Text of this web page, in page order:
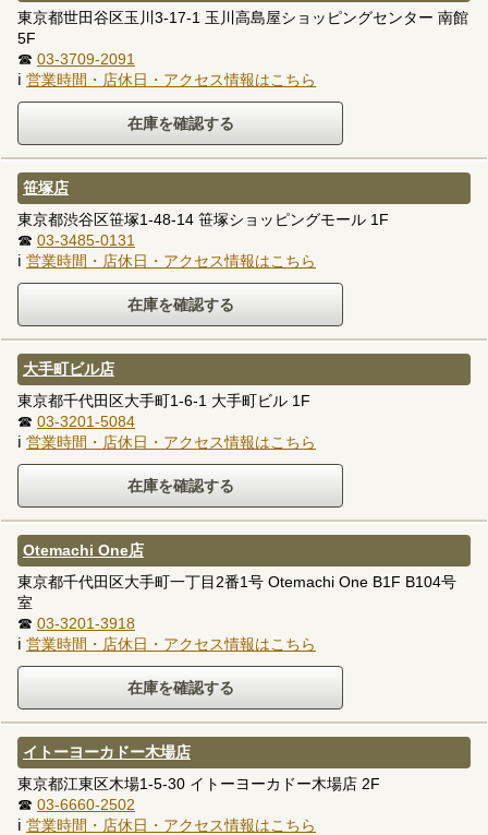
東京都世田谷区玉川3-17-1 玉川高島屋ショッピングセンター 南館
5F
☎ 03-3709-2091
ℹ 営業時間・店休日・アクセス情報はこちら
笹塚店
東京都渋谷区笹塚1-48-14 笹塚ショッピングモール 1F
☎ 03-3485-0131
ℹ 営業時間・店休日・アクセス情報はこちら
大手町ビル店
東京都千代田区大手町1-6-1 大手町ビル 1F
☎ 03-3201-5084
ℹ 営業時間・店休日・アクセス情報はこちら
Otemachi One店
東京都千代田区大手町一丁目2番1号 Otemachi One B1F B104号
室
☎ 03-3201-3918
ℹ 営業時間・店休日・アクセス情報はこちら
イトーヨーカドー木場店
東京都江東区木場1-5-30 イトーヨーカドー木場店 2F
☎ 03-6660-2502
ℹ 営業時間・店休日・アクセス情報はこちら